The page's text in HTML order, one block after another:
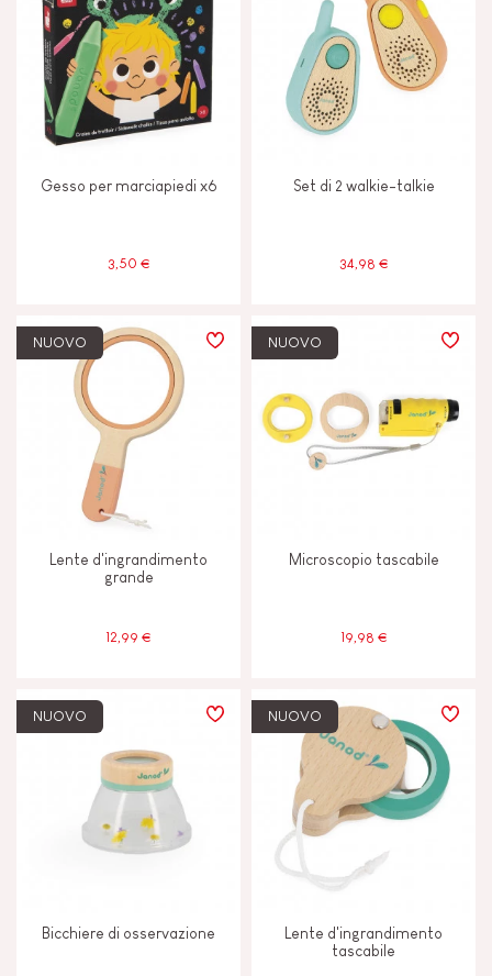
TIPI DI APPRENDIMENTO
Camminare, correre e muoversi
Immaginare, inventare e creare
Leggere, scrivere e contare
Scoprire e sperimentare
CARATTERISTICHE
Colori ad Acqua
Magnetico
Musicale/sonoro
ETÀ
2 - 3 anni
4 - 5 anni
Gesso per marciapiedi x6
3,50 €
Set di 2 walkie-talkie
34,98 €
NUOVO
Lente d'ingrandimento
grande
12,99 €
NUOVO
Microscopio tascabile
19,98 €
NUOVO
Bicchiere di osservazione
NUOVO
Lente d'ingrandimento
tascabile